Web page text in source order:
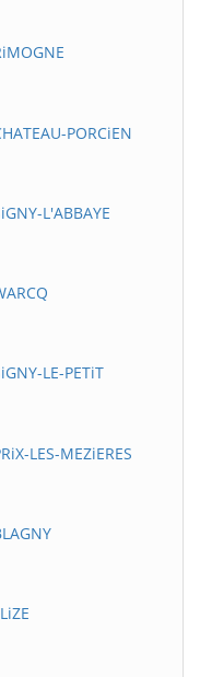
PORCiEN
L'ABBAYE
LE-PETiT
LES-MEZiERES